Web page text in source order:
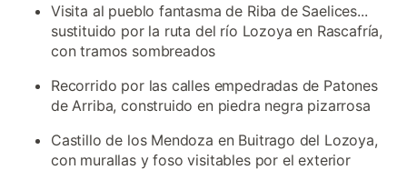
Visita al pueblo fantasma de Riba de Saelices...
sustituido por la ruta del río Lozoya en Rascafría,
con tramos sombreados
Recorrido por las calles empedradas de Patones
de Arriba, construido en piedra negra pizarrosa
Castillo de los Mendoza en Buitrago del Lozoya,
con murallas y foso visitables por el exterior